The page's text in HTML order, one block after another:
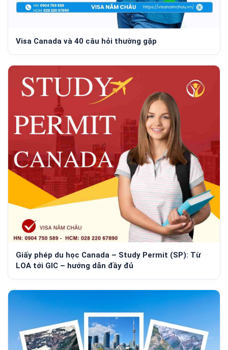
Visa Canada và 40 câu hỏi thường gặp
Giấy phép du học Canada – Study Permit (SP): Từ
LOA tới GIC – hướng dẫn đầy đủ